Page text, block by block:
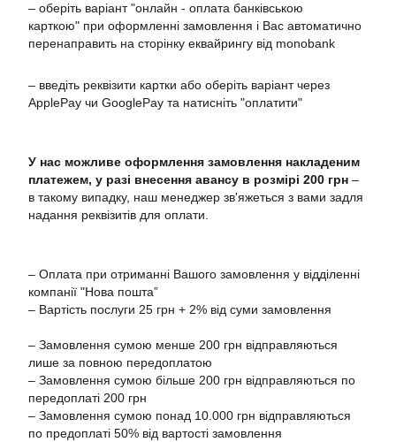
– оберіть варіант "онлайн - оплата банківською
карткою" при оформленні замовлення і Вас автоматично
перенаправить на сторінку еквайрингу від monobank
– введіть реквізити картки або оберіть варіант через
ApplePay чи GooglePay та натисніть "оплатити"
У нас можливе оформлення замовлення накладеним
платежем, у разі внесення авансу в розмірі 200 грн –
в такому випадку, наш менеджер зв'яжеться з вами задля
надання реквізитів для оплати.
– Оплата при отриманні Вашого замовлення у відділенні
компанії "Нова пошта”
– Вартість послуги 25 грн + 2% від суми замовлення
– Замовлення сумою менше 200 грн відправляються
лише за повною передоплатою
– Замовлення сумою більше 200 грн відправляються по
передоплаті 200 грн
– Замовлення сумою понад 10.000 грн відправляються
по предоплаті 50% від вартості замовлення